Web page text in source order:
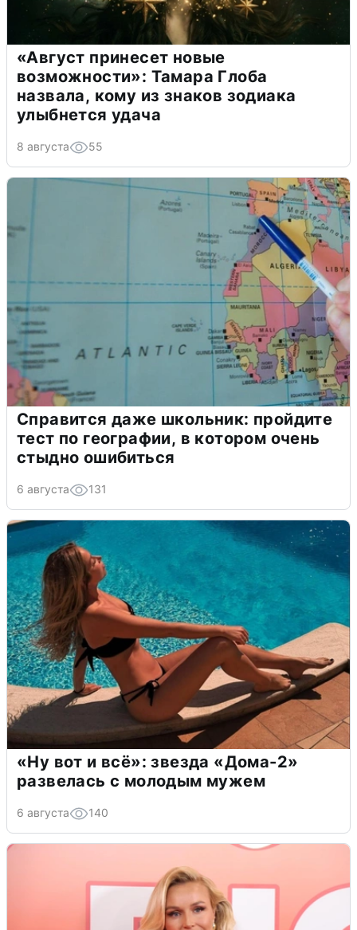
«Август принесет новые
возможности»: Тамара Глоба
назвала, кому из знаков зодиака
улыбнется удача
8 августа 55
Справится даже школьник: пройдите
тест по географии, в котором очень
стыдно ошибиться
6 августа 131
«Ну вот и всё»: звезда «Дома-2»
развелась с молодым мужем
6 августа 140